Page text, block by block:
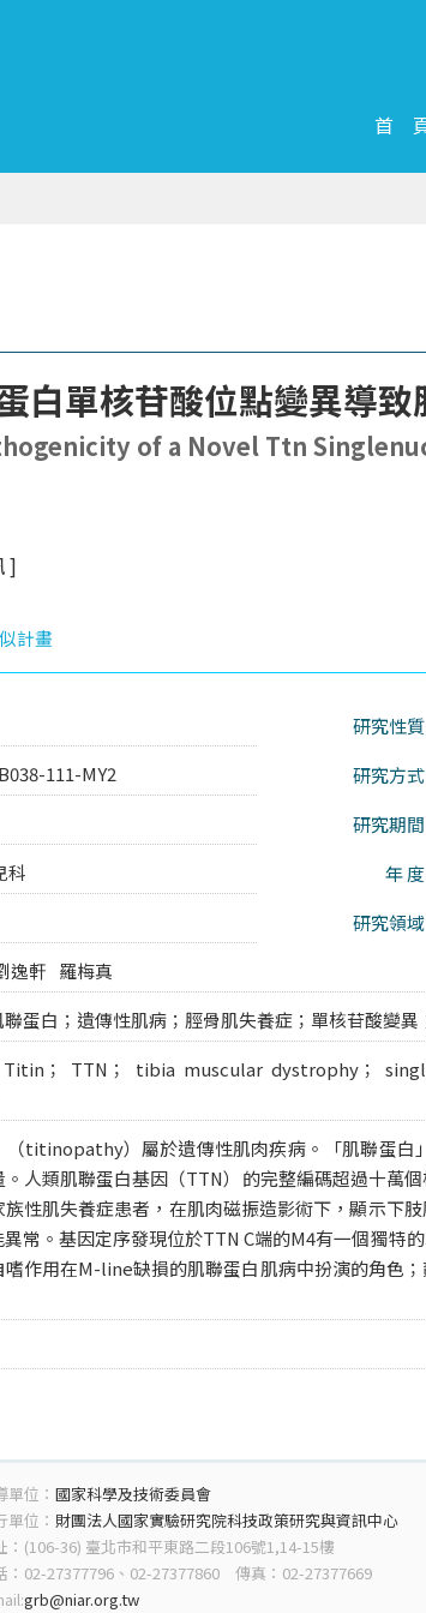
首
白單核苷酸位點變異導
of a Novel Ttn
]
計畫
研究性質
111-MY2 研究方式
研究期間
科 年 度
研究領域
逸軒 羅梅真
蛋白；遺傳性肌病；脛骨肌失養症；單核苷酸變
； TTN； tibia muscular dystrophy；
（titinopathy）屬於遺傳性肌肉疾病。「肌聯蛋
人類肌聯蛋白基因（TTN）的完整編碼超過十萬
性肌失養症患者，在肌肉磁振造影術下，顯示下
常。基因定序發現位於TTN C端的M4有一個獨特
作用在M-line缺損的肌聯蛋白肌病中扮演的角色
單位： 國家科學及技術委員會
單位： 財團法人國家實驗研究院科技政策研究與資訊中心
：(106-36) 臺北市和平東路二段106號1,14-15樓
：02-27377796、02-27377860 傳真：02-27377669
grb@niar.org.tw